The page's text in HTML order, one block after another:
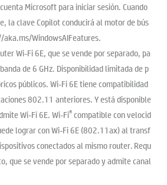
Microsoft para iniciar sesión. Cuando
la clave Copilot conducirá al motor de bús
WindowsAIFeatures.
Wi-Fi 6E, que se vende por separado, pa
de 6 GHz. Disponibilidad limitada de p
públicos. Wi-Fi 6E tiene compatibilidad
802.11 anteriores. Y está disponible
Wi-Fi 6E. Wi-Fi®compatible con velocid
lograr con Wi-Fi 6E (802.11ax) al transf
conectados al mismo router. Requ
que se vende por separado y admite canal